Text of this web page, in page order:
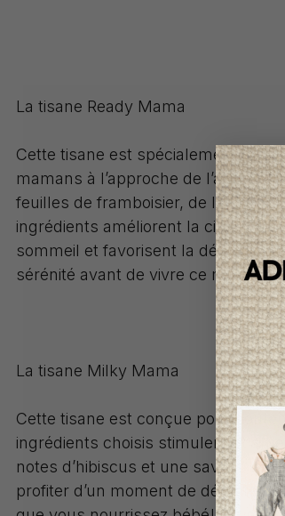
La tisane Ready Mama
Cette tisane est spécialement
mamans à l’approche de
feuilles de framboisier, de la
ingrédients améliorent la
sommeil et favorisent la détente.
sérénité avant de vivre ce moment
La tisane Milky Mama
Cette tisane est conçue pour
ingrédients choisis stimulent et
notes d’hibiscus et une saveur
profiter d’un moment de détente